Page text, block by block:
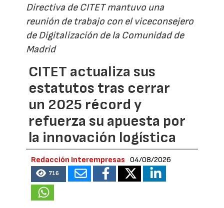
Directiva de CITET mantuvo una
reunión de trabajo con el viceconsejero
de Digitalización de la Comunidad de
Madrid
CITET actualiza sus
estatutos tras cerrar
un 2025 récord y
refuerza su apuesta por
la innovación logística
Redacción Interempresas 04/08/2026
716